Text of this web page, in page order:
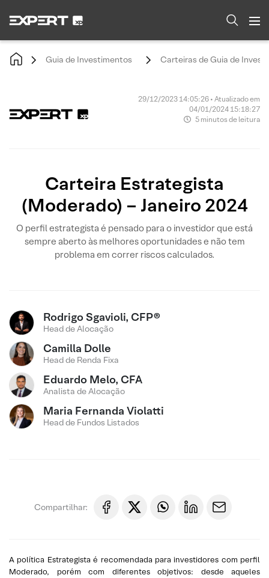
Guia de Investimentos Carteiras de Guia de
29/12/2023 14:05:26 • Atualizado em
04/01/2024 15:18:27
5 minutos de leitura
Carteira Estrategista
(Moderado) – Janeiro 2024
O perfil estrategista é pensado para o investidor que está
sempre aberto às melhores oportunidades e não tem
problema em correr riscos calculados.
Rodrigo Sgavioli, CFP®
Head de Alocação
Camilla Dolle
Head de Renda Fixa
Eduardo Melo, CFA
Analista de Alocação
Maria Fernanda Violatti
Head de Fundos Listados
Compartilhar:
A política Estrategista é recomendada para investidores com perfil
Moderado, porém com diferentes objetivos: desde aqueles